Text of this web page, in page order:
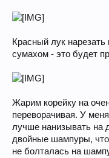
Красный лук
сумахом - это будет
Жарим корейку на
переворачивая. У
лучше нанизывать на
двойные шампуры,
не болталась на